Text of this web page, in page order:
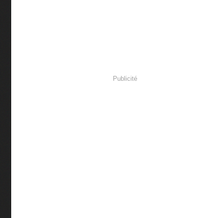
Publicité